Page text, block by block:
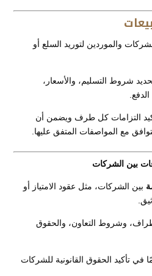
والموردين لتوريد السلع أو
شروط التسليم، والأسعار،
التزامات كل طرف ويضمن أن
مع المواصفات المتفق عليها.
بين الشركات، مثل عقود الامتياز أو
وشروط التعاون، والحقوق
في تأكيد الحقوق القانونية للشركات